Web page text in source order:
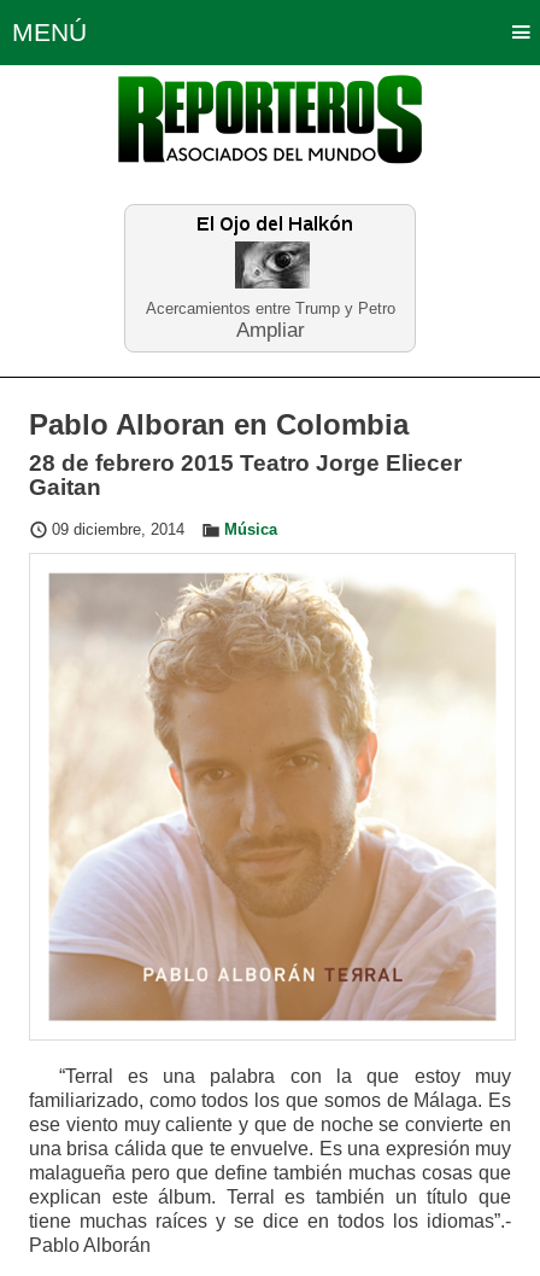
Acercamientos entre Trump y Petro
Ampliar
MENÚ
Política Opinión Bogotá
Planeta Tierra Deportes
Educación Neira
Pablo Alboran en Colombia
28 de febrero 2015 Teatro Jorge Eliecer
Gaitan
09 diciembre, 2014 Música
“Terral es una palabra con la que estoy muy
familiarizado, como todos los que somos de Málaga. Es
ese viento muy caliente y que de noche se convierte en
una brisa cálida que te envuelve. Es una expresión muy
malagueña pero que define también muchas cosas que
explican este álbum. Terral es también un título que
tiene muchas raíces y se dice en todos los idiomas”.-
Pablo Alborán